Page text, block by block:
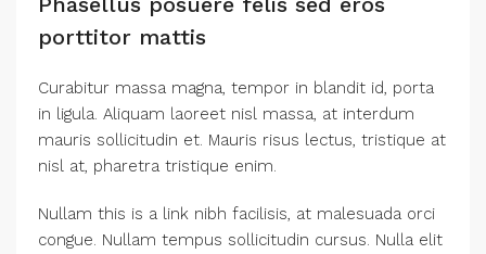
porttitor mattis
Curabitur massa magna, tempor in blandit id, porta
in ligula. Aliquam laoreet nisl massa, at interdum
mauris sollicitudin et. Mauris risus lectus, tristique at
nisl at, pharetra tristique enim.
Nullam this is a link nibh facilisis, at malesuada orci
congue. Nullam tempus sollicitudin cursus. Nulla elit